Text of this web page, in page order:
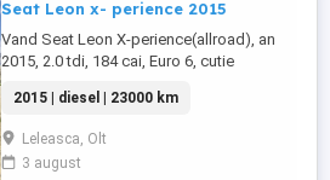
Seat Leon x- perience 2015
Vand Seat Leon X-perience(allroad), an
2015, 2.0 tdi, 184 cai, Euro 6, cutie
4Drive(4 4), negru, pachet drumuri grele,
230000 reali verificabili. Ca optiuni este
vârful de gamă avand: distronic plus activ,
pilot automat adaptiv, panoramic cu trapă
2015 | diesel | 23000 km
Leleasca, Olt
3 august